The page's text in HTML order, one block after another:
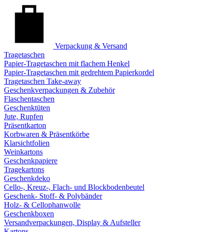
Verpackung & Versand
Tragetaschen
Papier-Tragetaschen mit flachem Henkel
Papier-Tragetaschen mit gedrehtem Papierkordel
Tragetaschen Take-away
Geschenkverpackungen & Zubehör
Flaschentaschen
Geschenktüten
Jute, Rupfen
Präsentkarton
Korbwaren & Präsentkörbe
Klarsichtfolien
Weinkartons
Geschenkpapiere
Tragekartons
Geschenkdeko
Cello-, Kreuz-, Flach- und Blockbodenbeutel
Geschenk- Stoff- & Polybänder
Holz- & Cellophanwolle
Geschenkboxen
Versandverpackungen, Display & Aufsteller